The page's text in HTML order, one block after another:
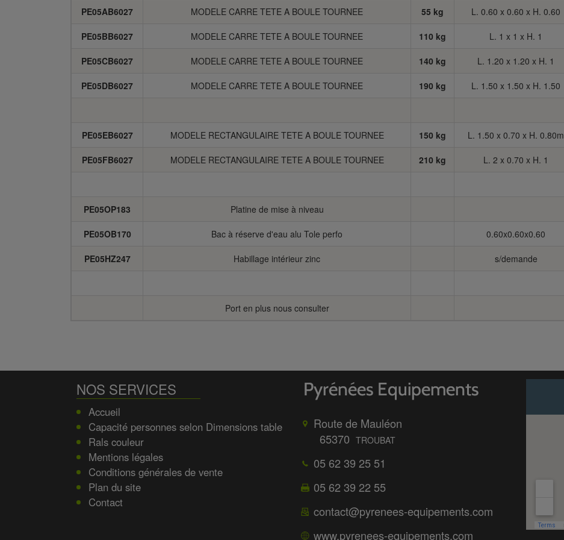
PE05AB6027 MODELE CARRE TETE A BOULE TOURNEE 55 kg L. 0.60 x 0.60 x H. 0.60
PE05BB6027 MODELE CARRE TETE A BOULE TOURNEE 110 kg L. 1 x 1 x H. 1
PE05CB6027 MODELE CARRE TETE A BOULE TOURNEE 140 kg L. 1.20 x 1.20 x H. 1
PE05DB6027 MODELE CARRE TETE A BOULE TOURNEE 190 kg L. 1.50 x 1.50 x H. 1.50
PE05EB6027 MODELE RECTANGULAIRE TETE A BOULE TOURNEE 150 kg L. 1.50 x 0.70 x H. 0.80m
PE05FB6027 MODELE RECTANGULAIRE TETE A BOULE TOURNEE 210 kg L. 2 x 0.70 x H. 1
PE05OP183 Platine de mise à niveau
PE05OB170 Bac à réserve d'eau alu Tole perfo 0.60x0.60x0.60
PE05HZ247 Habillage intérieur zinc s/demande
Port en plus nous consulter
Route de Mauléon
65370 TROUBAT
05 62 39 25 51
05 62 39 22 55
contact@pyrenees-equipements.com
www.pyrenees-equipements.com
NOS SERVICES
Accueil
Capacité personnes selon Dimensions table
Rals couleur
Mentions légales
Conditions générales de vente
Plan du site
Contact